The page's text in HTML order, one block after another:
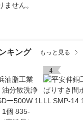
せん。
キング もっと見る
4